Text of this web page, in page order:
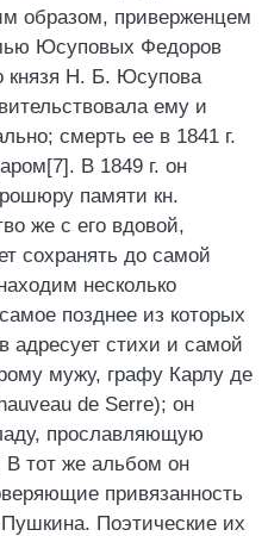
образом, приверженцем
Юсуповых Федоров
князя Н. Б. Юсупова
ему и
смерть ее в 1841 г.
В 1849 г. он
памяти кн.
же с его вдовой,
сохранять до самой
несколько
позднее из которых
адресует стихи и самой
мужу, графу Карлу де
de Serre); он
прославляющую
тот же альбом он
привязанность
Поэтические их